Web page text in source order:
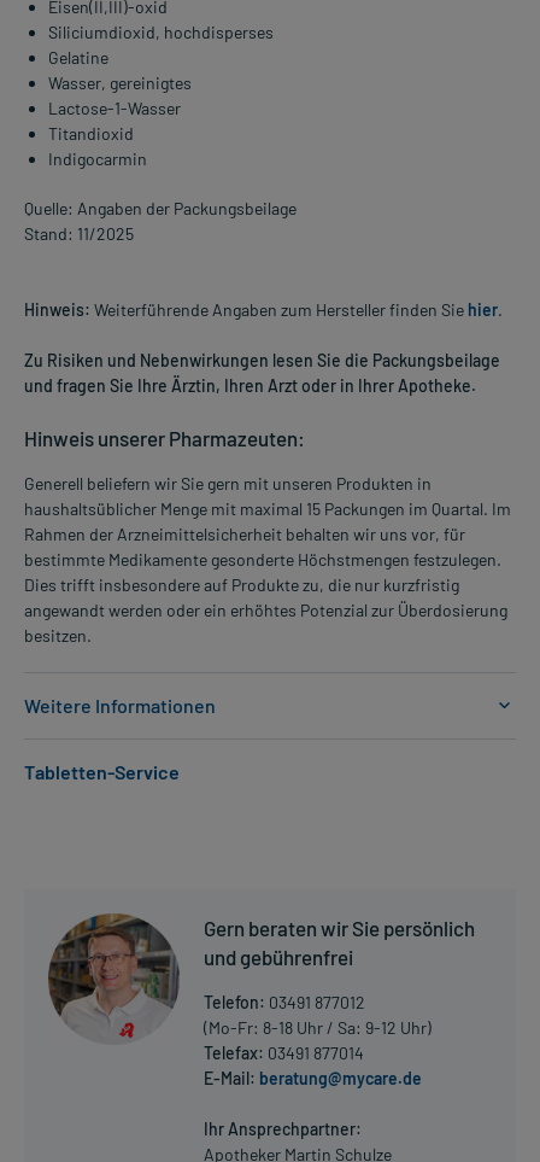
Eisen(II,III)-oxid
Siliciumdioxid, hochdisperses
Gelatine
Wasser, gereinigtes
Lactose-1-Wasser
Titandioxid
Indigocarmin
Quelle: Angaben der Packungsbeilage
Stand: 11/2025
Hinweis: Weiterführende Angaben zum Hersteller finden Sie hier.
Zu Risiken und Nebenwirkungen lesen Sie die Packungsbeilage
und fragen Sie Ihre Ärztin, Ihren Arzt oder in Ihrer Apotheke.
Hinweis unserer Pharmazeuten:
Generell beliefern wir Sie gern mit unseren Produkten in
haushaltsüblicher Menge mit maximal 15 Packungen im Quartal. Im
Rahmen der Arzneimittelsicherheit behalten wir uns vor, für
bestimmte Medikamente gesonderte Höchstmengen festzulegen.
Dies trifft insbesondere auf Produkte zu, die nur kurzfristig
angewandt werden oder ein erhöhtes Potenzial zur Überdosierung
besitzen.
Weitere Informationen
- Parkinsonkrankheit (Schüttellähmung)
Erwachsene ab 25 Jahren
1-2 Kapseln
2-4 mal täglich
vor der Mahlzeit (ca. 30 Minuten) oder nach der Mahlzeit (ca. 1
Stunde)
Erwachsene ab 25 Jahren
vor der Mahlzeit (ca. 30 Minuten) oder nach der Mahlzeit (ca. 1
Mehr anzeigen
Tabletten-Service
Gern beraten wir Sie persönlich
und gebührenfrei
Telefon: 03491 877012
(Mo-Fr: 8-18 Uhr / Sa: 9-12 Uhr)
Telefax: 03491 877014
E-Mail: beratung@mycare.de
Ihr Ansprechpartner:
Apotheker Martin Schulze